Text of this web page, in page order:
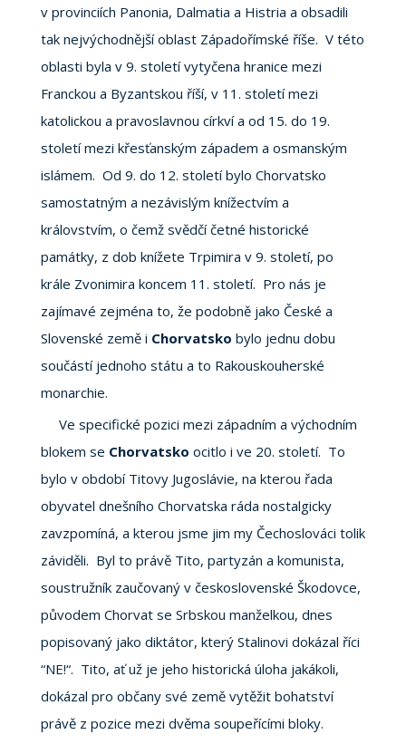
v provinciích Panonia, Dalmatia a Histria a obsadili
tak nejvýchodnější oblast Západořímské říše. V této
oblasti byla v 9. století vytyčena hranice mezi
Franckou a Byzantskou říší, v 11. století mezi
katolickou a pravoslavnou církví a od 15. do 19.
století mezi křesťanským západem a osmanským
islámem. Od 9. do 12. století bylo Chorvatsko
samostatným a nezávislým knížectvím a
královstvím, o čemž svědčí četné historické
památky, z dob knížete Trpimira v 9. století, po
krále Zvonimira koncem 11. století. Pro nás je
zajímavé zejména to, že podobně jako České a
Slovenské země i Chorvatsko bylo jednu dobu
součástí jednoho státu a to Rakouskouherské
monarchie.
Ve specifické pozici mezi západním a východním
blokem se Chorvatsko ocitlo i ve 20. století. To
bylo v období Titovy Jugoslávie, na kterou řada
obyvatel dnešního Chorvatska ráda nostalgicky
zavzpomíná, a kterou jsme jim my Čechoslováci tolik
záviděli. Byl to právě Tito, partyzán a komunista,
soustružník zaučovaný v československé Škodovce,
původem Chorvat se Srbskou manželkou, dnes
popisovaný jako diktátor, který Stalinovi dokázal říci
“NE!“. Tito, ať už je jeho historická úloha jakákoli,
dokázal pro občany své země vytěžit bohatství
právě z pozice mezi dvěma soupeřícími bloky.